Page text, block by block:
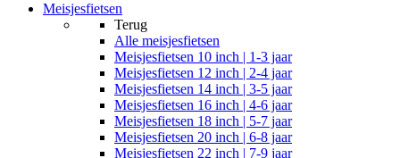
Meisjesfietsen
Terug
Alle meisjesfietsen
Meisjesfietsen 10 inch | 1-3 jaar
Meisjesfietsen 12 inch | 2-4 jaar
Meisjesfietsen 14 inch | 3-5 jaar
Meisjesfietsen 16 inch | 4-6 jaar
Meisjesfietsen 18 inch | 5-7 jaar
Meisjesfietsen 20 inch | 6-8 jaar
Meisjesfietsen 22 inch | 7-9 jaar